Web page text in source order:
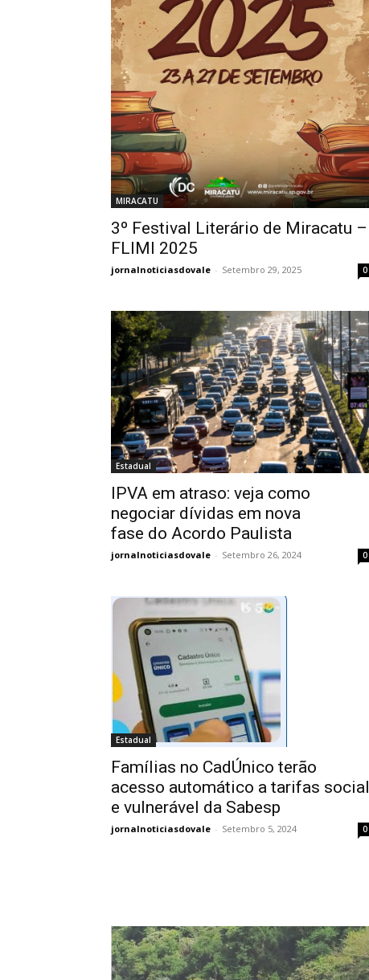
MIRACATU
3º Festival Literário de Miracatu –
FLIMI 2025
jornalnoticiasdovale - Setembro 29, 2025 0
Estadual
IPVA em atraso: veja como
negociar dívidas em nova
fase do Acordo Paulista
jornalnoticiasdovale - Setembro 26, 2024 0
Estadual
Famílias no CadÚnico terão
acesso automático a tarifas social
e vulnerável da Sabesp
jornalnoticiasdovale - Setembro 5, 2024 0